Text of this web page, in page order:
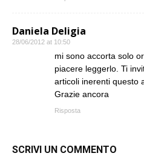
Daniela Deligia
28/06/2012 at 10:50
mi sono accorta solo
piacere leggerlo. Ti
articoli inerenti questo
Grazie ancora
Risposta
SCRIVI UN COMMENTO